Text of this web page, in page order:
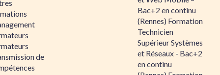
de
Bac+2 en continu
(Rennes) Formation
Technicien
Supérieur Systèmes
et Réseaux - Bac+2
en continu